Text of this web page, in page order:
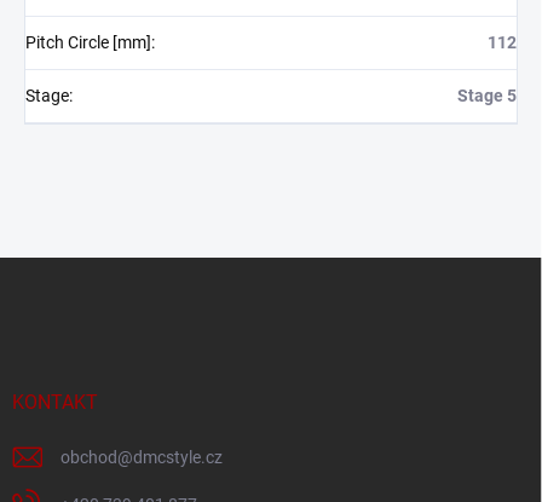
Pitch Circle [mm]: 112
Stage: Stage 5
KONTAKT
obchod@dmcstyle.cz